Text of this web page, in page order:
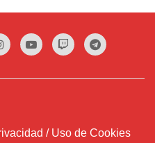
/ Uso de Cookies